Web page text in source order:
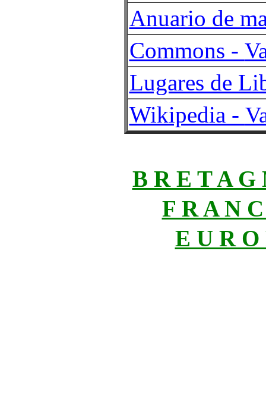
Anuario de
Commons -
Lugares de
Wikipedia -
B R E T A G
F R A N
E U R O